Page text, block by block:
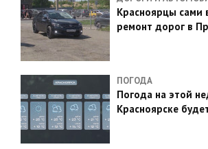
Красноярцы сами
ремонт дорог в
ПОГОДА
Погода на этой
Красноярске